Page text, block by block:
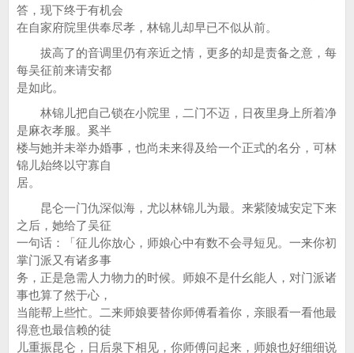
答，现下终于有机会
在自家府院里供奉尽孝，林锦儿却早已不似从前。
拔高了的音调里仍有亲近之情，更多的却是责备之意，每
每吴征前来请安都
是如此。
林锦儿把自己锁在小院里，二门不迈，日夜里身上所着净
是麻衣孝服。奚半
楼与她并未举办婚事，也尚未来得及给一个正式的名分，可林
锦儿始终以守寡自
居。
昆仑一门仇深似海，尤以林锦儿为最。来紫陵城安定下来
之后，她给了吴征
一句话：「征儿你放心，师娘心中有数不会寻短见。一来你初
掌门派又有诸多事
务，正是急需人力物力的时候。师娘不是什幺能人，对门派诸
事也算了然于心，
当能帮上些忙。二来师娘要替你师傅看着你，亲眼看一看他最
得意也最信赖的徒
儿重振昆仑，日后泉下相见，你师傅问起来，师娘也好细细说